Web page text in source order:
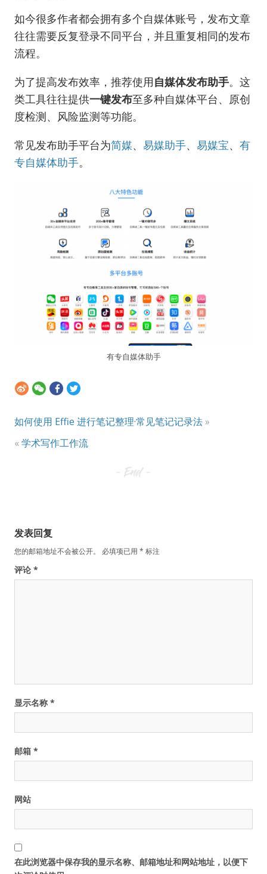
如今很多作者都会拥有多个自媒体账号，发布文章
往往需要反复登录不同平台，并且重复相同的发布
流程。
为了提高发布效率，推荐使用自媒体发布助手。这
类工具往往提供一键发布至多种自媒体平台、原创
度检测、风险监测等功能。
常见发布助手平台为简媒、 易媒助手、 易媒宝、 有
专自媒体助手。
有专自媒体助手
如何使用 Effie 进行笔记整理·常见笔记记录法»
«学术写作工作流
发表回复
您的邮箱地址不会被公开。 必填项已用 * 标注
评论 *
显示名称 *
邮箱 *
网站
在此浏览器中保存我的显示名称、邮箱地址和网站地址，以便下